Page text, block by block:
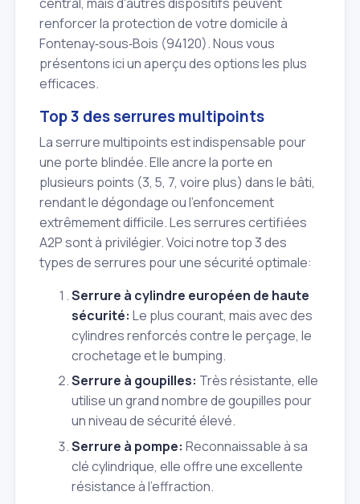
renforcer la protection de votre domicile à
Fontenay‑sous‑Bois (94120). Nous vous
présentons ici un aperçu des options les plus
efficaces.
Top 3 des serrures multipoints
La serrure multipoints est indispensable pour
une porte blindée. Elle ancre la porte en
plusieurs points (3, 5, 7, voire plus) dans le bâti,
rendant le dégondage ou l'enfoncement
extrêmement difficile. Les serrures certifiées
A2P sont à privilégier. Voici notre top 3 des
types de serrures pour une sécurité optimale:
Serrure à cylindre européen de haute
sécurité: Le plus courant, mais avec des
cylindres renforcés contre le perçage, le
crochetage et le bumping.
Serrure à goupilles: Très résistante, elle
utilise un grand nombre de goupilles pour
un niveau de sécurité élevé.
Serrure à pompe: Reconnaissable à sa
clé cylindrique, elle offre une excellente
résistance à l'effraction.